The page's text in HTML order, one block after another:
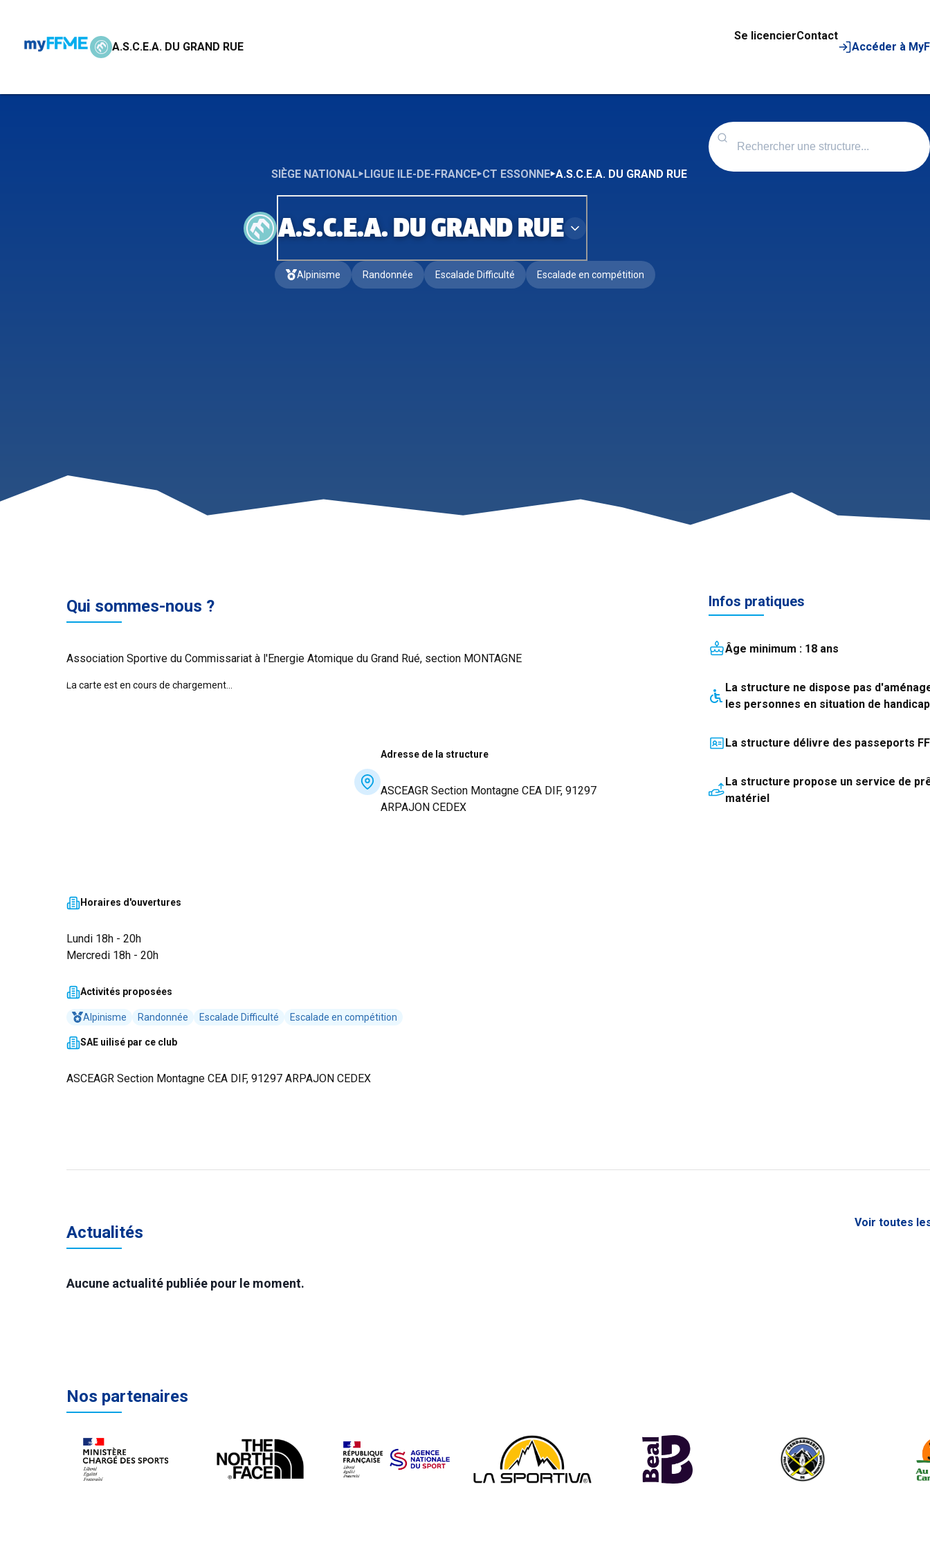
A.S.C.E.A. DU GRAND RUE
Se licencierContact
Accéder à
SIÈGE NATIONAL LIGUE ILE-DE-FRANCE CT ESSONNE A.S.C.E.A. DU GRAND RUE
A.S.C.E.A. DU GRAND RUE
Alpinisme Randonnée Escalade Difficulté Escalade en compétition
Qui sommes-nous ?
Association Sportive du Commissariat à l'Energie Atomique du Grand Rué, section MONTAGNE
La carte est en cours de chargement...
Adresse de la structure
ASCEAGR Section Montagne CEA DIF, 91297
ARPAJON CEDEX
Horaires d'ouvertures
Lundi 18h - 20h
Mercredi 18h - 20h
Activités proposées
Alpinisme Randonnée Escalade Difficulté Escalade en compétition
SAE uilisé par ce club
ASCEAGR Section Montagne CEA DIF, 91297 ARPAJON CEDEX
Infos pratiques
Âge minimum : 18 ans
La structure ne dispose pas
les personnes en situation de handicap
La structure délivre des passeports
La structure propose un service de
matériel
Actualités
Voir toutes
Aucune actualité publiée pour le moment.
Nos partenaires